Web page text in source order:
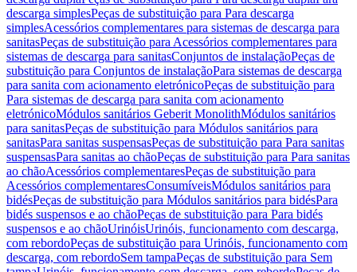
descarga simplesPeças de substituição para Para descarga
simplesAcessórios complementares para sistemas de descarga para
sanitasPeças de substituição para Acessórios complementares para
sistemas de descarga para sanitasConjuntos de instalaçãoPeças de
substituição para Conjuntos de instalaçãoPara sistemas de descarga
para sanita com acionamento eletrónicoPeças de substituição para
Para sistemas de descarga para sanita com acionamento
eletrónicoMódulos sanitários Geberit MonolithMódulos sanitários
para sanitasPeças de substituição para Módulos sanitários para
sanitasPara sanitas suspensasPeças de substituição para Para sanitas
suspensasPara sanitas ao chãoPeças de substituição para Para sanitas
ao chãoAcessórios complementaresPeças de substituição para
Acessórios complementaresConsumíveisMódulos sanitários para
bidésPeças de substituição para Módulos sanitários para bidésPara
bidés suspensos e ao chãoPeças de substituição para Para bidés
suspensos e ao chãoUrinóisUrinóis, funcionamento com descarga,
com rebordoPeças de substituição para Urinóis, funcionamento com
descarga, com rebordoSem tampaPeças de substituição para Sem